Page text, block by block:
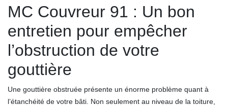
MC Couvreur 91 : Un bon
entretien pour empêcher
l’obstruction de votre
gouttière
Une gouttière obstruée présente un énorme problème quant à
l’étanchéité de votre bâti. Non seulement au niveau de la toiture,